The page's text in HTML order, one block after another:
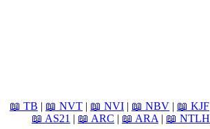
📖 TB | 📖 NVT | 📖 NVI | 📖 NBV | 📖 KJF
📖 AS21 | 📖 ARC | 📖 ARA | 📖 NTLH